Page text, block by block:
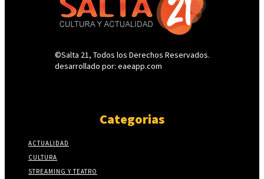
©Salta 21, Todos los Derechos Reservados.
desarrollado por: eaeapp.com
Categorias
ACTUALIDAD
CULTURA
STREAMING Y TEATRO